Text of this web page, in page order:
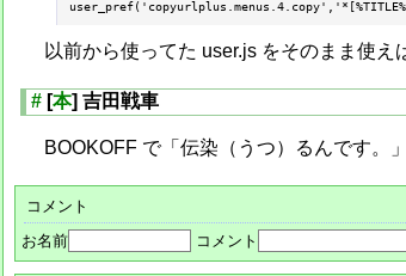
以前から使ってた user.js をそのまま使
# [本] 吉田戦車
BOOKOFF で「伝染（うつ）るんです。」
コメント
お名前
コメント